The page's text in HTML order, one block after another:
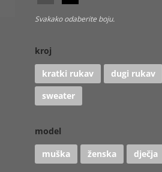
Svakako odaberite boju.
kroj
kratki rukav
dugi rukav
sweater
model
muška
ženska dječja